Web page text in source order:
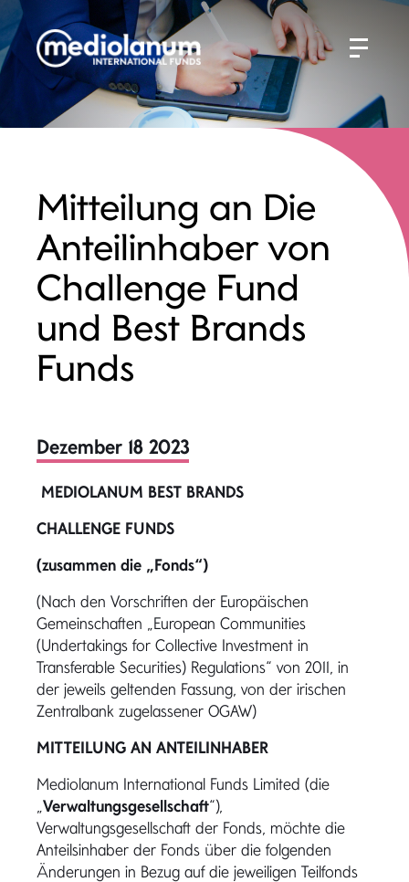
Mitteilung an Die
Anteilinhaber von
Challenge Fund
und Best Brands
Funds
Dezember 18 2023
MEDIOLANUM BEST BRANDS
CHALLENGE FUNDS
(zusammen die „Fonds“)
(Nach den Vorschriften der Europäischen
Gemeinschaften „European Communities
(Undertakings for Collective Investment in
Transferable Securities) Regulations“ von 2011, in
der jeweils geltenden Fassung, von der irischen
Zentralbank zugelassener OGAW)
MITTEILUNG AN ANTEILINHABER
Mediolanum International Funds Limited (die
Verwaltungsgesellschaft“),
Verwaltungsgesellschaft der Fonds, möchte die
Anteilsinhaber der Fonds über die folgenden
Änderungen in Bezug auf die jeweiligen Teilfonds